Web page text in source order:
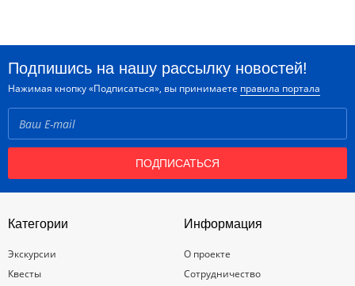
Подпишись на нашу рассылку новостей!
Нажимая кнопку «Подписаться», вы принимаете правила портала
ПОДПИСАТЬСЯ
Категории
Экскурсии
Квесты
Информация
О проекте
Сотрудничество